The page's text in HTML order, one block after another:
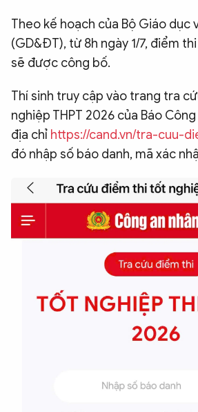
CÔNG NGHỆ
VĂN HÓA - THỂ THAO
BẠN ĐỌC & CAND
ĐA PHƯƠNG TIỆN
eMagazine
Ảnh
Chuyên trangAn ninh thế giới Văn nghệ
Theo kế hoạch của Bộ Giáo dục
(GD&ĐT), từ 8h ngày 1/7, điểm
sẽ được công bố.
Thí sinh truy cập vào trang tra
nghiệp THPT 2026 của Báo
địa chỉ https://cand.vn/tra-cuu-
đó nhập số báo danh, mã xác